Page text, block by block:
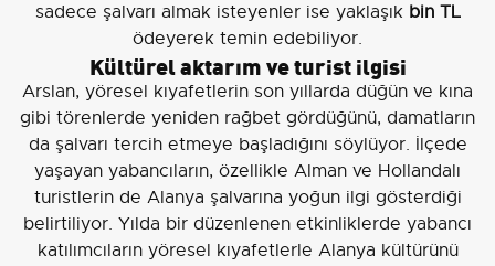
sadece şalvarı almak isteyenler ise yaklaşık bin TL
ödeyerek temin edebiliyor.
Kültürel aktarım ve turist ilgisi
Arslan, yöresel kıyafetlerin son yıllarda düğün ve kına
gibi törenlerde yeniden rağbet gördüğünü, damatların
da şalvarı tercih etmeye başladığını söylüyor. İlçede
yaşayan yabancıların, özellikle Alman ve Hollandalı
turistlerin de Alanya şalvarına yoğun ilgi gösterdiği
belirtiliyor. Yılda bir düzenlenen etkinliklerde yabancı
katılımcıların yöresel kıyafetlerle Alanya kültürünü